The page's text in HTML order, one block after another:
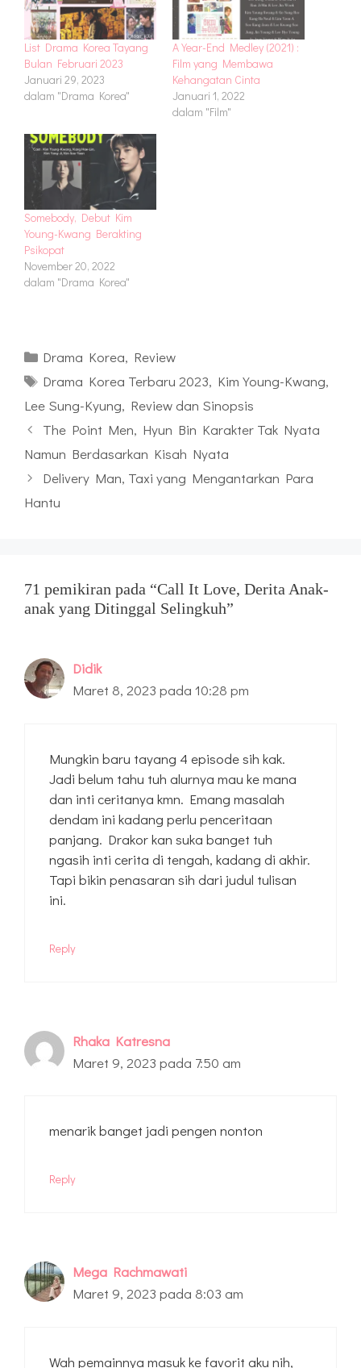
List Drama Korea Tayang
Bulan Februari 2023
Januari 29, 2023
dalam "Drama Korea"
A Year-End Medley (2021) :
Film yang Membawa
Kehangatan Cinta
Januari 1, 2022
dalam "Film"
Somebody, Debut Kim
Young-Kwang Berakting
Psikopat
November 20, 2022
dalam "Drama Korea"
Kategori
Drama Korea, Review
Tag
Drama Korea Terbaru 2023, Kim Young-Kwang,
Lee Sung-Kyung, Review dan Sinopsis
The Point Men, Hyun Bin Karakter Tak Nyata
Namun Berdasarkan Kisah Nyata
Delivery Man, Taxi yang Mengantarkan Para
Hantu
71 pemikiran pada “Call It Love, Derita Anak-
anak yang Ditinggal Selingkuh”
Didik
Maret 8, 2023 pada 10:28 pm
Mungkin baru tayang 4 episode sih kak.
Jadi belum tahu tuh alurnya mau ke mana
dan inti ceritanya kmn. Emang masalah
dendam ini kadang perlu penceritaan
panjang. Drakor kan suka banget tuh
ngasih inti cerita di tengah, kadang di akhir.
Tapi bikin penasaran sih dari judul tulisan
ini.
Reply
Rhaka Katresna
Maret 9, 2023 pada 7:50 am
menarik banget jadi pengen nonton
Reply
Mega Rachmawati
Maret 9, 2023 pada 8:03 am
Wah pemainnya masuk ke favorit aku nih,